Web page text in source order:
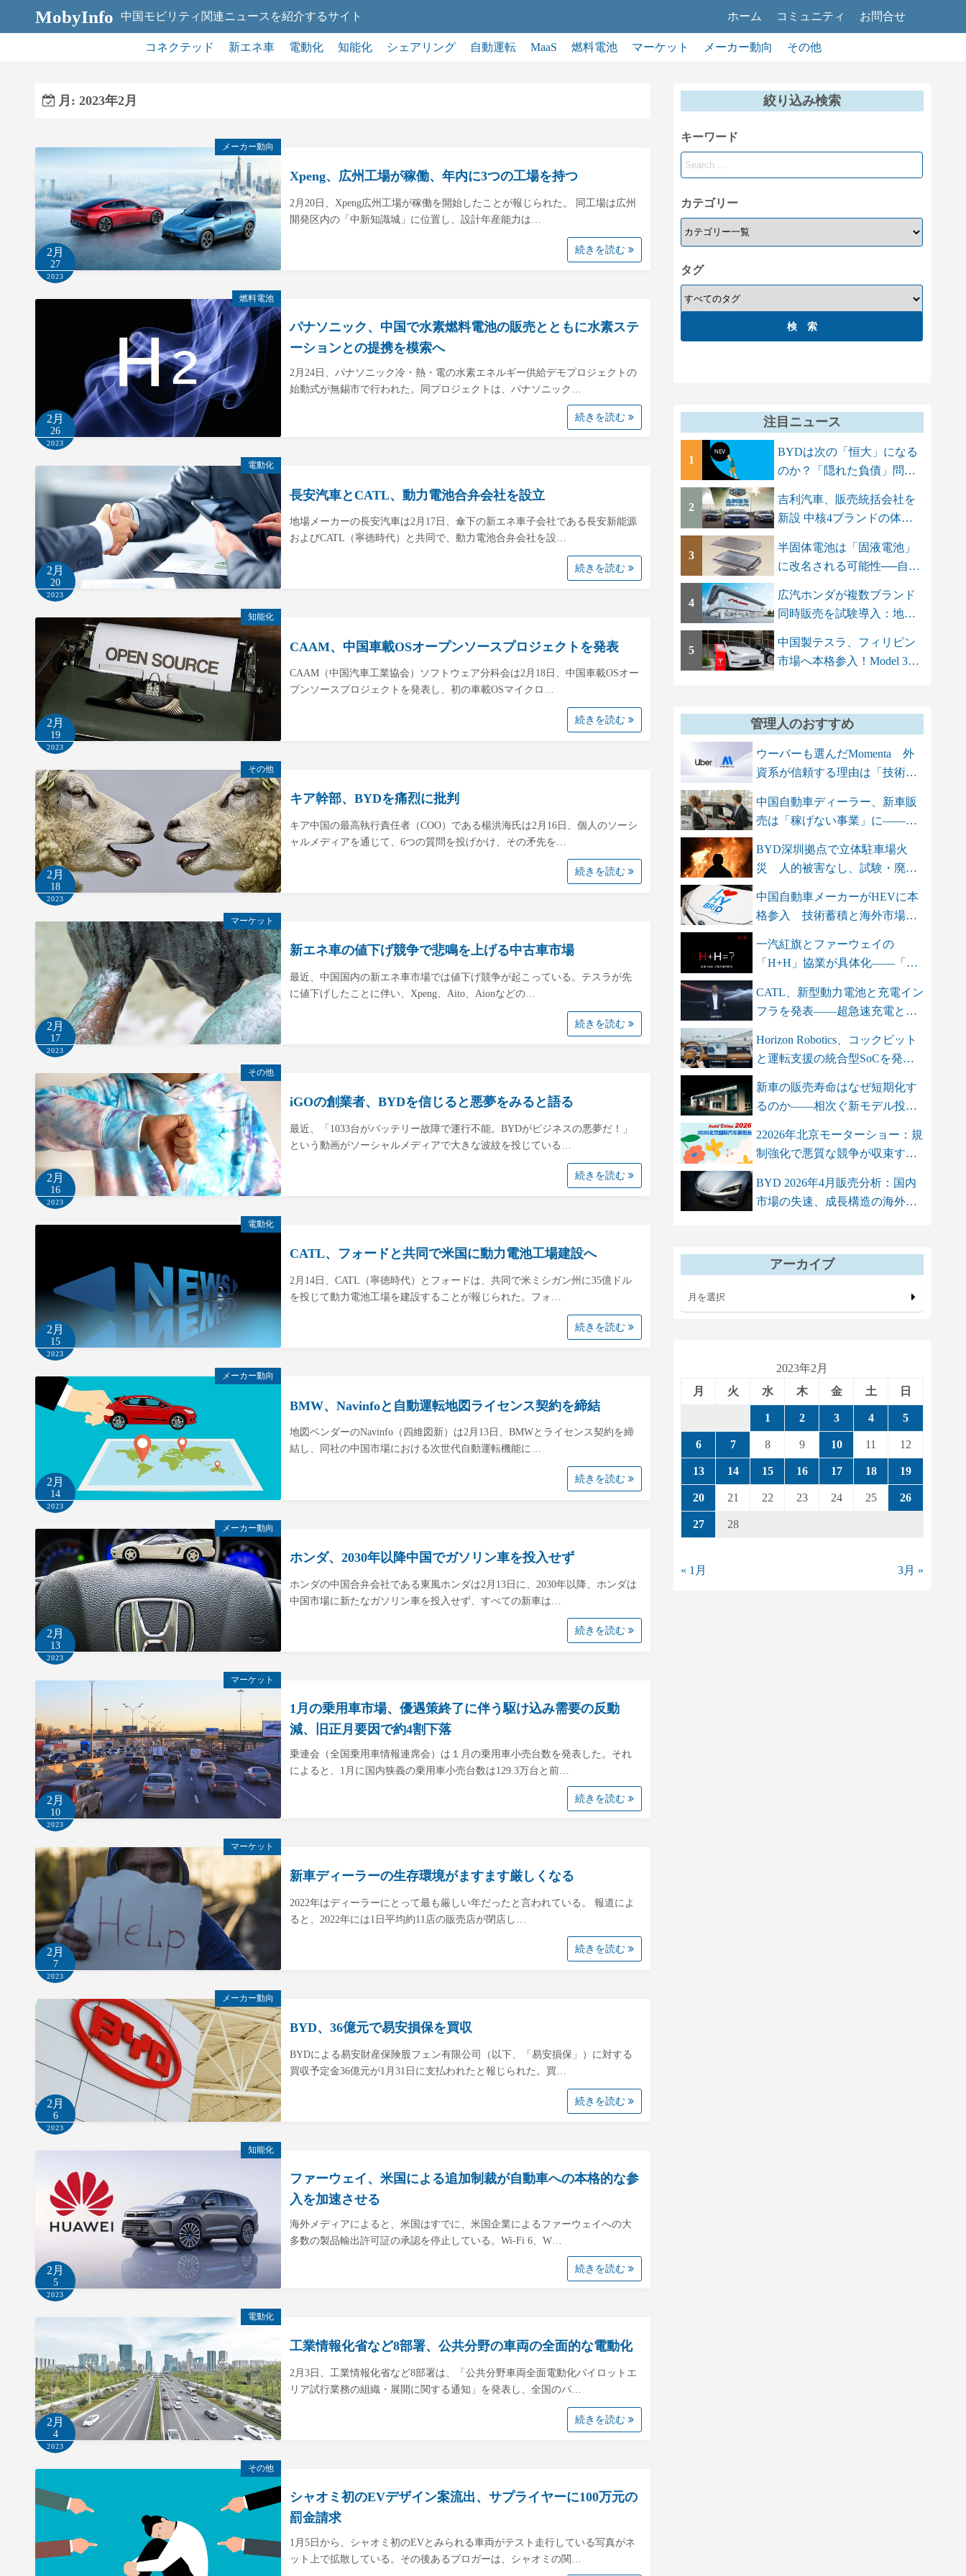
MobyInfo 中国モビリティ関連ニュースを紹介するサイト ホーム コミュニティ お問合せ
コネクテッド 新エネ車 電動化 知能化 シェアリング 自動運転 MaaS 燃料電池 マーケット メーカー動向 その他
月: 2023年2月
メーカー動向
2月
27
2023
Xpeng、広州工場が稼働、年内に3つの工場を持つ
2月20日、Xpeng広州工場が稼働を開始したことが報じられた。 同工場は広州
開発区内の「中新知識城」に位置し、設計年産能力は…
続きを読む
燃料電池
2月
26
2023
パナソニック、中国で水素燃料電池の販売とともに水素ステ
ーションとの提携を模索へ
2月24日、パナソニック冷・熱・電の水素エネルギー供給デモプロジェクトの
始動式が無錫市で行われた。同プロジェクトは、パナソニック…
続きを読む
電動化
2月
20
2023
長安汽車とCATL、動力電池合弁会社を設立
地場メーカーの長安汽車は2月17日、傘下の新エネ車子会社である長安新能源
およびCATL（寧徳時代）と共同で、動力電池合弁会社を設…
続きを読む
知能化
2月
19
2023
CAAM、中国車載OSオープンソースプロジェクトを発表
CAAM（中国汽車工業協会）ソフトウェア分科会は2月18日、中国車載OSオー
プンソースプロジェクトを発表し、初の車載OSマイクロ…
続きを読む
その他
2月
18
2023
キア幹部、BYDを痛烈に批判
キア中国の最高執行責任者（COO）である楊洪海氏は2月16日、個人のソーシ
ャルメディアを通じて、6つの質問を投げかけ、その矛先を…
続きを読む
マーケット
2月
17
2023
新エネ車の値下げ競争で悲鳴を上げる中古車市場
最近、中国国内の新エネ車市場では値下げ競争が起こっている。テスラが先
に値下げしたことに伴い、Xpeng、Aito、Aionなどの…
続きを読む
その他
2月
16
2023
iGOの創業者、BYDを信じると悪夢をみると語る
最近、「1033台がバッテリー故障で運行不能。BYDがビジネスの悪夢だ！」
という動画がソーシャルメディアで大きな波紋を投じている…
続きを読む
電動化
2月
15
2023
CATL、フォードと共同で米国に動力電池工場建設へ
2月14日、CATL（寧徳時代）とフォードは、共同で米ミシガン州に35億ドル
を投じて動力電池工場を建設することが報じられた。フォ…
続きを読む
メーカー動向
2月
14
2023
BMW、Navinfoと自動運転地図ライセンス契約を締結
地図ベンダーのNavinfo（四維図新）は2月13日、BMWとライセンス契約を締
結し、同社の中国市場における次世代自動運転機能に…
続きを読む
メーカー動向
2月
13
2023
ホンダ、2030年以降中国でガソリン車を投入せず
ホンダの中国合弁会社である東風ホンダは2月13日に、2030年以降、ホンダは
中国市場に新たなガソリン車を投入せず、すべての新車は…
続きを読む
マーケット
2月
10
2023
1月の乗用車市場、優遇策終了に伴う駆け込み需要の反動
減、旧正月要因で約4割下落
乗連会（全国乗用車情報連席会）は１月の乗用車小売台数を発表した。それ
によると、1月に国内狭義の乗用車小売台数は129.3万台と前…
続きを読む
マーケット
2月
7
2023
新車ディーラーの生存環境がますます厳しくなる
2022年はディーラーにとって最も厳しい年だったと言われている。 報道によ
ると、2022年には1日平均約11店の販売店が閉店し…
続きを読む
メーカー動向
2月
6
2023
BYD、36億元で易安損保を買収
BYDによる易安財産保険股フェン有限公司（以下、「易安損保」）に対する
買収予定金36億元が1月31日に支払われたと報じられた。買…
続きを読む
知能化
2月
5
2023
ファーウェイ、米国による追加制裁が自動車への本格的な参
入を加速させる
海外メディアによると、米国はすでに、米国企業によるファーウェイへの大
多数の製品輸出許可証の承認を停止している。Wi-Fi 6、W…
続きを読む
電動化
2月
4
2023
工業情報化省など8部署、公共分野の車両の全面的な電動化
2月3日、工業情報化省など8部署は、「公共分野車両全面電動化パイロットエ
リア試行業務の組織・展開に関する通知」を発表し、全国のパ…
続きを読む
その他
シャオミ初のEVデザイン案流出、サプライヤーに100万元の
罰金請求
1月5日から、シャオミ初のEVとみられる車両がテスト走行している写真がネ
ット上で拡散している。その後あるブロガーは、シャオミの関…
絞り込み検索
キーワード
カテゴリー
タグ
注目ニュース
1
BYDは次の「恒大」になる
のか？「隠れた負債」問題
2
吉利汽車、販売統括会社を
新設 中核4ブランドの体制
3
半固体電池は「固液電池」
に改名される可能性──自動
4
広汽ホンダが複数ブランド
同時販売を試験導入：地場
5
中国製テスラ、フィリピン
市場へ本格参入！Model 3と
管理人のおすすめ
ウーバーも選んだMomenta 外
資系が信頼する理由は「技術
中国自動車ディーラー、新車販
売は「稼げない事業」に――ア
BYD深圳拠点で立体駐車場火
災 人的被害なし、試験・廃車
中国自動車メーカーがHEVに本
格参入 技術蓄積と海外市場を
一汽紅旗とファーウェイの
「H+H」協業が具体化――「三
CATL、新型動力電池と充電イン
フラを発表――超急速充電と高
Horizon Robotics、コックピット
と運転支援の統合型SoCを発
新車の販売寿命はなぜ短期化す
るのか――相次ぐ新モデル投入
22026年北京モーターショー：規
制強化で悪質な競争が収束する
BYD 2026年4月販売分析：国内
市場の失速、成長構造の海外依
アーカイブ
月を選択
2023年2月
月
火 水 木 金 土 日
1 2 3 4 5
6 7 8 9 10 11 12
13 14 15 16 17 18 19
20 21 22 23 24 25 26
27 28
« 1月 3月 »